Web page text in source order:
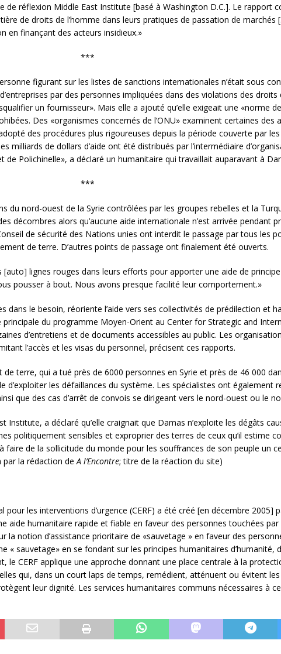
réflexion Middle East Institute [basé à Washington D.C.]. Le rapport
de droits de l’homme dans leurs pratiques de passation de marchés
en finançant des acteurs insidieux.»
***
figurant sur les listes de sanctions internationales n’était sous
par des personnes impliquées dans des violations des droits
un fournisseur». Mais elle a ajouté qu’elle exigeait une «norme
Des «organismes concernés de l’ONU» examinent certaines des
des procédures plus rigoureuses depuis la période couverte par
de dollars d’aide ont été distribués par l’intermédiaire
de Polichinelle», a déclaré un humanitaire qui travaillait auparavant à
***
du nord-ouest de la Syrie contrôlées par les groupes rebelles et la
décombres alors qu’aucune aide internationale n’est arrivée pendant
de sécurité des Nations unies ont interdit le passage par tous les
de terre. D’autres points de passage ont finalement été ouverts.
lignes rouges dans leurs efforts pour apporter une aide de
pousser à bout. Nous avons presque facilité leur comportement.»
dans le besoin, réoriente l’aide vers ses collectivités de prédilection et
du programme Moyen-Orient au Center for Strategic and
d’entretiens et de documents accessibles au public. Les
l’accès et les visas du personnel, précisent ces rapports.
terre, qui a tué près de 6000 personnes en Syrie et près de 46 000
d’exploiter les défaillances du système. Les spécialistes ont également
que des cas d’arrêt de convois se dirigeant vers le nord-ouest ou le
a déclaré qu’elle craignait que Damas n’exploite les dégâts
politiquement sensibles et exproprier des terres de ceux qu’il estime
faire de la sollicitude du monde pour les souffrances de son peuple un
par la rédaction deA l’Encontre; titre de la réaction du site)
les interventions d’urgence (CERF) a été créé [en décembre 2005]
aide humanitaire rapide et fiable en faveur des personnes touchées
la notion d’assistance prioritaire de «sauvetage » en faveur des
« sauvetage» en se fondant sur les principes humanitaires d’humanité,
CERF applique une approche donnant une place centrale à la
qui, dans un court laps de temps, remédient, atténuent ou évitent
leur dignité. Les services humanitaires communs nécessaires à